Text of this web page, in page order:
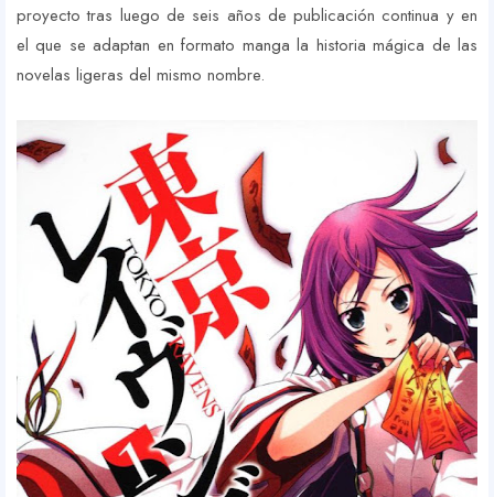
proyecto tras luego de seis años de publicación continua y en
el que se adaptan en formato manga la historia mágica de las
novelas ligeras del mismo nombre.